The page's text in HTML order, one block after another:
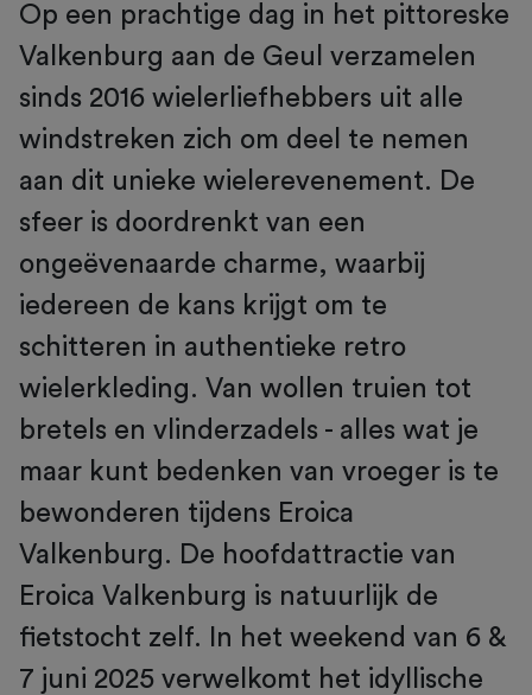
Op een prachtige dag in het pittoreske
Valkenburg aan de Geul verzamelen
sinds 2016 wielerliefhebbers uit alle
windstreken zich om deel te nemen
aan dit unieke wielerevenement. De
sfeer is doordrenkt van een
ongeëvenaarde charme, waarbij
iedereen de kans krijgt om te
schitteren in authentieke retro
wielerkleding. Van wollen truien tot
bretels en vlinderzadels - alles wat je
maar kunt bedenken van vroeger is te
bewonderen tijdens Eroica
Valkenburg. De hoofdattractie van
Eroica Valkenburg is natuurlijk de
fietstocht zelf. In het weekend van 6 &
7 juni 2025 verwelkomt het idyllische